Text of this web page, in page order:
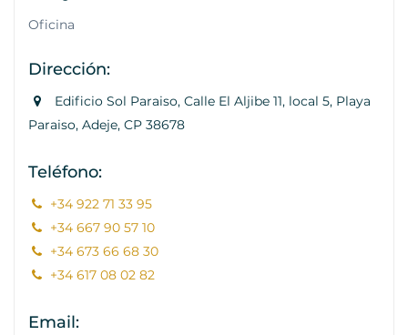
Oficina
Dirección:
Edificio Sol Paraiso, Calle El Aljibe 11, local 5, Playa
Paraiso, Adeje, CP 38678
Teléfono:
+34 922 71 33 95
+34 667 90 57 10
+34 673 66 68 30
+34 617 08 02 82
Email: